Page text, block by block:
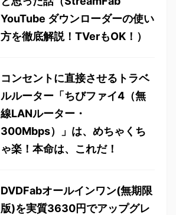
YouTube ダウンローダーの使い
方を徹底解説！TVerもOK！）
コンセントに直接させるトラベ
ルルーター「ちびファイ4（無
線LANルーター・
300Mbps）」は、めちゃくち
ゃ楽！本命は、これだ！
DVDFabオールインワン(無期限
版)を実質3630円でアップグレ